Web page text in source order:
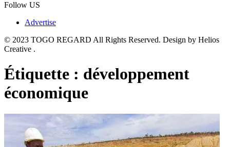
Follow US
Advertise
© 2023 TOGO REGARD All Rights Reserved. Design by Helios
Creative .
Étiquette : développement
économique